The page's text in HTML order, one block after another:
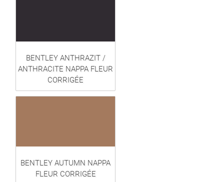
BENTLEY ANTHRAZIT /
ANTHRACITE NAPPA FLEUR
CORRIGÉE
BENTLEY AUTUMN NAPPA
FLEUR CORRIGÉE